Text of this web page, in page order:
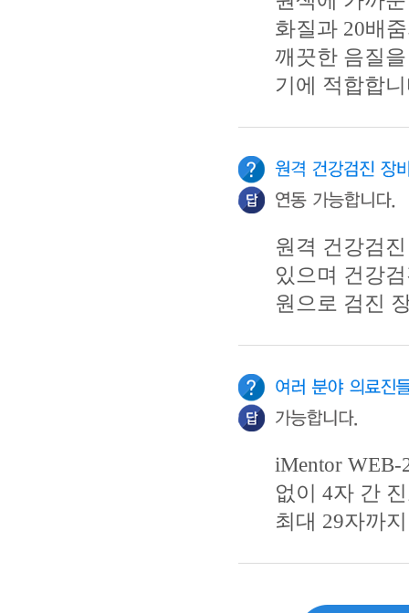
화질과 20배
깨끗한 음질
기에 적합합
원격 건강검
있으며 건강
원으로 검진
iMentor
없이 4자 간
최대 29자까